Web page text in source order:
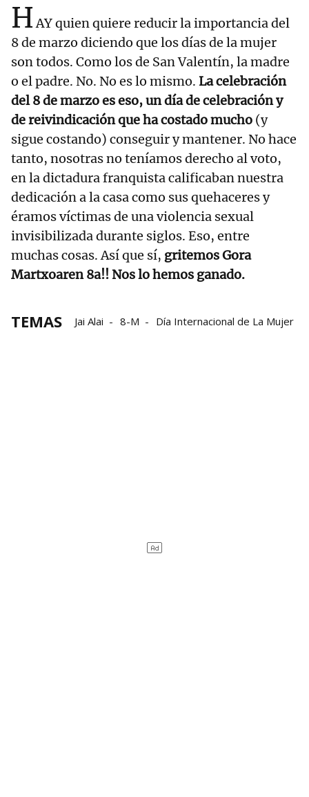
H AY quien quiere reducir la importancia del
8 de marzo diciendo que los días de la mujer
son todos. Como los de San Valentín, la madre
o el padre. No. No es lo mismo. La celebración
del 8 de marzo es eso, un día de celebración y
de reivindicación que ha costado mucho (y
sigue costando) conseguir y mantener. No hace
tanto, nosotras no teníamos derecho al voto,
en la dictadura franquista calificaban nuestra
dedicación a la casa como sus quehaceres y
éramos víctimas de una violencia sexual
invisibilizada durante siglos. Eso, entre
muchas cosas. Así que sí, gritemos Gora
Martxoaren 8a!! Nos lo hemos ganado.
TEMAS Jai Alai 8-M Día Internacional de La Mujer